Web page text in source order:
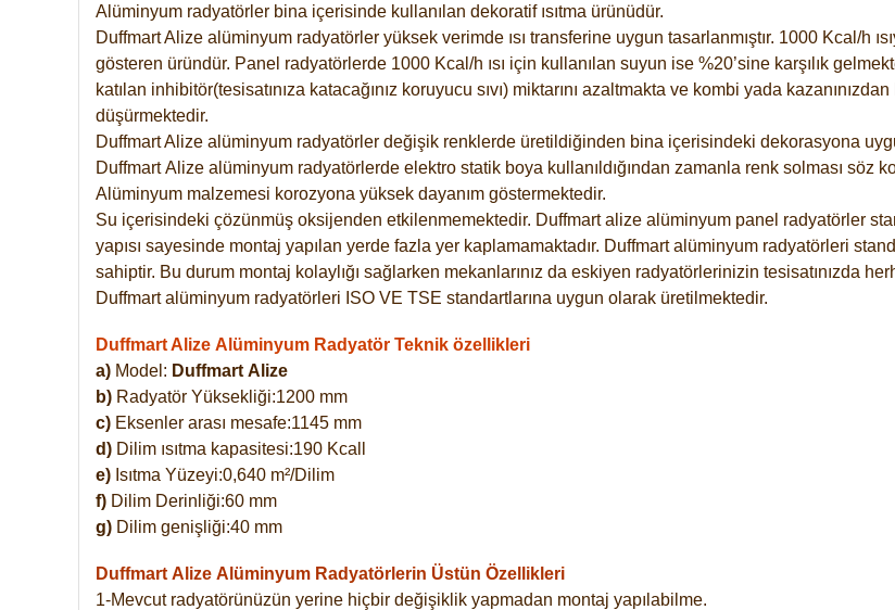
Alüminyum radyatörler bina içerisinde kullanılan dekoratif ısıtma ürünüdür.
Duffmart Alize alüminyum radyatörler yüksek verimde ısı transferine uygun tasarlanmıştır. 1000 Kcal/h
gösteren üründür. Panel radyatörlerde 1000 Kcal/h ısı için kullanılan suyun ise %20’sine karşılık
katılan inhibitör(tesisatınıza katacağınız koruyucu sıvı) miktarını azaltmakta ve kombi yada
düşürmektedir.
Duffmart Alize alüminyum radyatörler değişik renklerde üretildiğinden bina içerisindeki dekorasyona
DuffmartAlize alüminyum radyatörlerde elektro statik boya kullanıldığından zamanla renk solması söz
Alüminyum malzemesi korozyona yüksek dayanım göstermektedir.
Su içerisindeki çözünmüş oksijenden etkilenmemektedir. Duffmart alize alüminyum panel radyatörler
yapısı sayesinde montaj yapılan yerde fazla yer kaplamamaktadır. Duffmart alüminyum radyatörleri
sahiptir. Bu durum montaj kolaylığı sağlarken mekanlarınız da eskiyen radyatörlerinizin tesisatınızda
Duffmart alüminyum radyatörleri ISO VE TSE standartlarına uygun olarak üretilmektedir.
Duffmart Alize Alüminyum Radyatör Teknik özellikleri
a) Model: Duffmart Alize
b) Radyatör Yüksekliği:1200 mm
c) Eksenler arası mesafe:1145 mm
d) Dilim ısıtma kapasitesi:190 Kcall
e) Isıtma Yüzeyi:0,640 m²/Dilim
f) Dilim Derinliği:60 mm
g) Dilim genişliği:40 mm
Duffmart Alize Alüminyum Radyatörlerin Üstün Özellikleri
1-Mevcut radyatörünüzün yerine hiçbir değişiklik yapmadan montaj yapılabilme.